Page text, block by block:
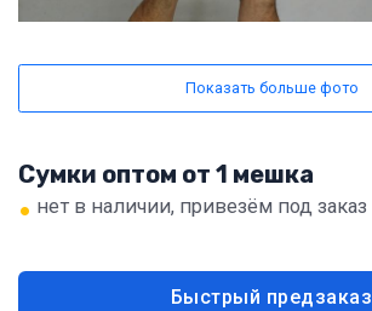
Показать больше фото
Сумки оптом от 1 мешка
• нет в наличии, привезём под заказ
Быстрый предзаказ